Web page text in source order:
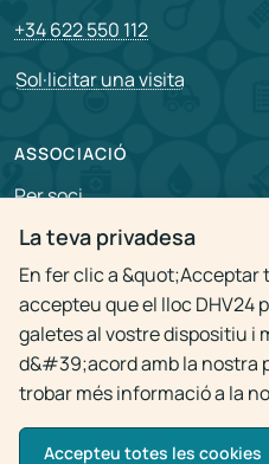
La teva privadesa
En fer clic a &quot;Acceptar
accepteu que el lloc DHV24
galetes al vostre dispositiu i
d&#39;acord amb la nostra
trobar més informació a la
Accepteu totes les cookies
+34 622 550 112
Sol·licitar una visita
ASSOCIACIÓ
Per soci
Vacants
Política de privacitat
© 2009 - 2026Visita